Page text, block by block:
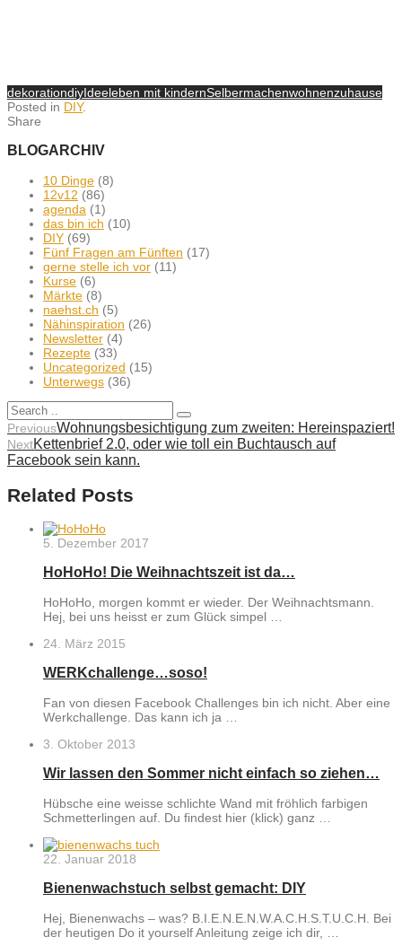
dekorationdiyIdeeleben mit kindernSelbermachenwohnenzuhause
Posted in DIY.
Share
BLOGARCHIV
10 Dinge (8)
12v12 (86)
agenda (1)
das bin ich (10)
DIY (69)
Fünf Fragen am Fünften (17)
gerne stelle ich vor (11)
Kurse (6)
Märkte (8)
naehst.ch (5)
Nähinspiration (26)
Newsletter (4)
Rezepte (33)
Uncategorized (15)
Unterwegs (36)
PreviousWohnungsbesichtigung zum zweiten: Hereinspaziert!
NextKettenbrief 2.0, oder wie toll ein Buchtausch auf
Facebook sein kann.
Related Posts
5. Dezember 2017
HoHoHo! Die Weihnachtszeit ist da…
HoHoHo, morgen kommt er wieder. Der Weihnachtsmann.
Hej, bei uns heisst er zum Glück simpel …
24. März 2015
WERKchallenge…soso!
Fan von diesen Facebook Challenges bin ich nicht. Aber eine
Werkchallenge. Das kann ich ja …
3. Oktober 2013
Wir lassen den Sommer nicht einfach so ziehen…
Hübsche eine weisse schlichte Wand mit fröhlich farbigen
Schmetterlingen auf. Du findest hier (klick) ganz …
22. Januar 2018
Bienenwachstuch selbst gemacht: DIY
Hej, Bienenwachs – was? B.I.E.N.E.N.W.A.C.H.S.T.U.C.H. Bei
der heutigen Do it yourself Anleitung zeige ich dir, …